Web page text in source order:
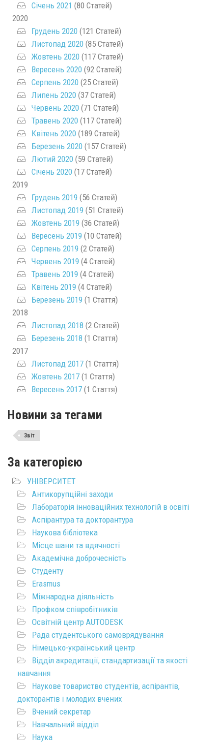
Січень 2021 (80 Статей)
2020
Грудень 2020 (121 Статей)
Листопад 2020 (85 Статей)
Жовтень 2020 (117 Статей)
Вересень 2020 (92 Статей)
Серпень 2020 (25 Статей)
Липень 2020 (37 Статей)
Червень 2020 (71 Статей)
Травень 2020 (117 Статей)
Квітень 2020 (189 Статей)
Березень 2020 (157 Статей)
Лютий 2020 (59 Статей)
Січень 2020 (17 Статей)
2019
Грудень 2019 (56 Статей)
Листопад 2019 (51 Статей)
Жовтень 2019 (36 Статей)
Вересень 2019 (10 Статей)
Серпень 2019 (2 Статей)
Червень 2019 (4 Статей)
Травень 2019 (4 Статей)
Квітень 2019 (4 Статей)
Березень 2019 (1 Стаття)
2018
Листопад 2018 (2 Статей)
Березень 2018 (1 Стаття)
2017
Листопад 2017 (1 Стаття)
Жовтень 2017 (1 Стаття)
Вересень 2017 (1 Стаття)
Новини за тегами
Звіт
За категорією
УНІВЕРСИТЕТ
Антикорупційні заходи
Лабораторія інноваційних технологій в освіті
Аспірантура та докторантура
Наукова бібліотека
Місце шани та вдячності
Академічна доброчесність
Студенту
Erasmus
Міжнародна діяльність
Профком співробітників
Освітній центр AUTODESK
Рада студентського самоврядування
Німецько-український центр
Відділ акредитації, стандартизації та якості
навчання
Наукове товариство студентів, аспірантів,
докторантів і молодих вчених
Вчений секретар
Навчальний відділ
Наука